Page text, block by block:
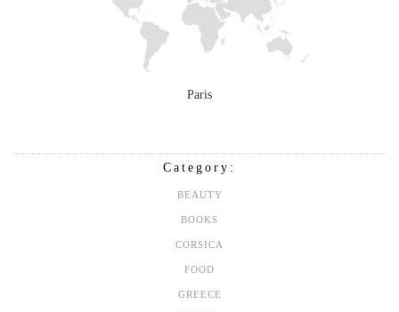
Paris
Category:
BEAUTY
BOOKS
CORSICA
FOOD
GREECE